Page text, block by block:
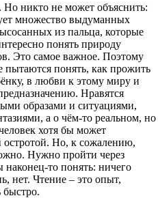
Но никто не может объяснить:
множество выдуманных
из пальца, которые
понять природу
Это самое важное. Поэтому
пытаются понять, как прожить
в любви к этому миру и
Нравятся
образами и ситуациями,
а о чём-то реальном, но
хотя бы может
остротой. Но, к сожалению,
Нужно пройти через
наконец-то понять: ничего
нет. Чтение – это опыт,
быстро.